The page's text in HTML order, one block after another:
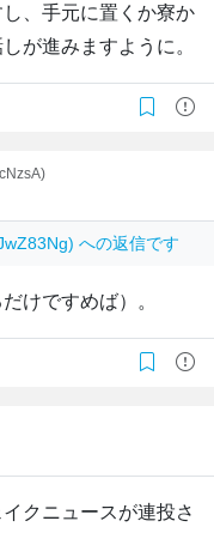
、手元に置くか寮か
が進みますように。
への返信です
けですめば）。
クニュースが連投さ